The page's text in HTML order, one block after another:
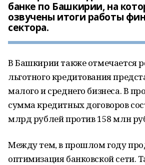
банке по Башкирии, на
озвучены итоги работы
сектора.
В Башкирии также отмечается
льготного кредитования
малого и среднего бизнеса. В
сумма кредитных договоров
млрд рублей против 158 млн
Между тем, в прошлом году
оптимизация банковской сети.